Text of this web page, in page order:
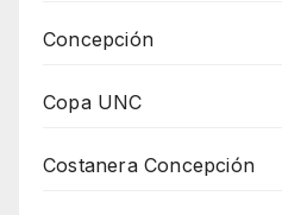
Concepción
Copa UNC
Costanera Concepción